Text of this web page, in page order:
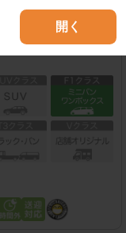
開く